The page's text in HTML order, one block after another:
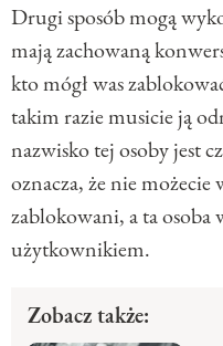
Drugi sposób mogą
mają zachowaną
kto mógł was
takim razie musicie ją
nazwisko tej osoby jest
oznacza, że nie możecie
zablokowani, a ta osoba
użytkownikiem.
Zobacz także: